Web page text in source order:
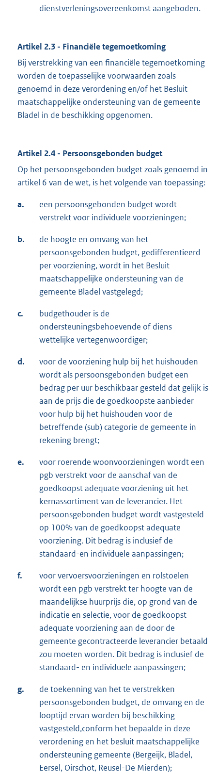
dienstverleningsovereenkomst aangeboden.
Artikel 2.3 - Financiële tegemoetkoming
Bij verstrekking van een financiële tegemoetkoming
worden de toepasselijke voorwaarden zoals
genoemd in deze verordening en/of het Besluit
maatschappelijke ondersteuning van de gemeente
Bladel in de beschikking opgenomen.
Artikel 2.4 - Persoonsgebonden budget
Op het persoonsgebonden budget zoals genoemd in
artikel 6 van de wet, is het volgende van toepassing:
a.
een persoonsgebonden budget wordt
verstrekt voor individuele voorzieningen;
b.
de hoogte en omvang van het
persoonsgebonden budget, gedifferentieerd
per voorziening, wordt in het Besluit
maatschappelijke ondersteuning van de
gemeente Bladel vastgelegd;
c.
budgethouder is de
ondersteuningsbehoevende of diens
wettelijke vertegenwoordiger;
d.
voor de voorziening hulp bij het huishouden
wordt als persoonsgebonden budget een
bedrag per uur beschikbaar gesteld dat gelijk is
aan de prijs die de goedkoopste aanbieder
voor hulp bij het huishouden voor de
betreffende (sub) categorie de gemeente in
rekening brengt;
e.
voor roerende woonvoorzieningen wordt een
pgb verstrekt voor de aanschaf van de
goedkoopst adequate voorziening uit het
kernassortiment van de leverancier. Het
persoonsgebonden budget wordt vastgesteld
op 100% van de goedkoopst adequate
voorziening. Dit bedrag is inclusief de
standaard-en individuele aanpassingen;
f.
voor vervoersvoorzieningen en rolstoelen
wordt een pgb verstrekt ter hoogte van de
maandelijkse huurprijs die, op grond van de
indicatie en selectie, voor de goedkoopst
adequate voorziening aan de door de
gemeente gecontracteerde leverancier betaald
zou moeten worden. Dit bedrag is inclusief de
standaard- en individuele aanpassingen;
g.
de toekenning van het te verstrekken
persoonsgebonden budget, de omvang en de
looptijd ervan worden bij beschikking
vastgesteld,conform het bepaalde in deze
verordening en het besluit maatschappelijke
ondersteuning gemeente (Bergeijk, Bladel,
Eersel, Oirschot, Reusel-De Mierden);